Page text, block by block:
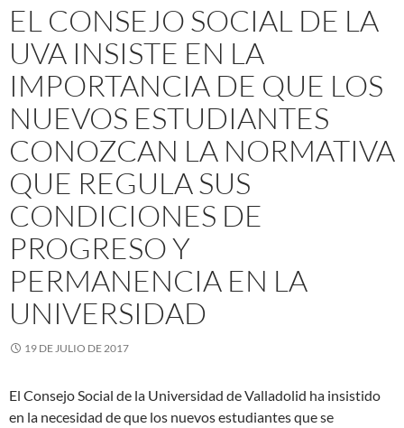
EL CONSEJO SOCIAL DE LA
UVA INSISTE EN LA
IMPORTANCIA DE QUE LOS
NUEVOS ESTUDIANTES
CONOZCAN LA NORMATIVA
QUE REGULA SUS
CONDICIONES DE
PROGRESO Y
PERMANENCIA EN LA
UNIVERSIDAD
19 DE JULIO DE 2017
El Consejo Social de la Universidad de Valladolid ha insistido
en la necesidad de que los nuevos estudiantes que se